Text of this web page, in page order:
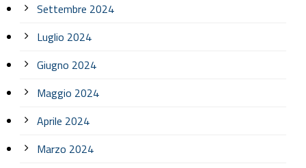
Settembre 2024
Luglio 2024
Giugno 2024
Maggio 2024
Aprile 2024
Marzo 2024